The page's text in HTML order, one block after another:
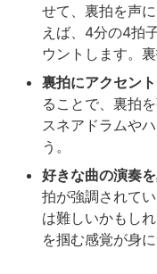
せて、裏拍を声
えば、4分の4拍
ウントします。
裏拍にアクセン
ることで、裏拍
スネアドラムや
う。
好きな曲の演奏
拍が強調されて
は難しいかもし
を掴む感覚が身に